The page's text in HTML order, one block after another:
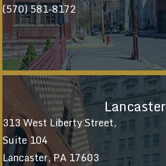
(570) 581-8172
Lancaster
313 West Liberty Street,
Suite 104
Lancaster, PA 17603